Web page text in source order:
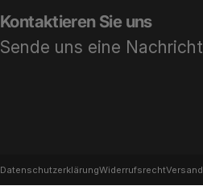
Kontaktieren Sie uns
Sende uns eine Nachricht
DatenschutzerklärungWiderrufsrechtVersand